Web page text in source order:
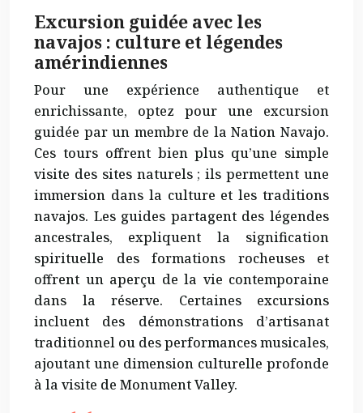
Excursion guidée avec les
navajos : culture et légendes
amérindiennes
Pour une expérience authentique et
enrichissante, optez pour une excursion
guidée par un membre de la Nation Navajo.
Ces tours offrent bien plus qu’une simple
visite des sites naturels ; ils permettent une
immersion dans la culture et les traditions
navajos. Les guides partagent des légendes
ancestrales, expliquent la signification
spirituelle des formations rocheuses et
offrent un aperçu de la vie contemporaine
dans la réserve. Certaines excursions
incluent des démonstrations d’artisanat
traditionnel ou des performances musicales,
ajoutant une dimension culturelle profonde
à la visite de Monument Valley.